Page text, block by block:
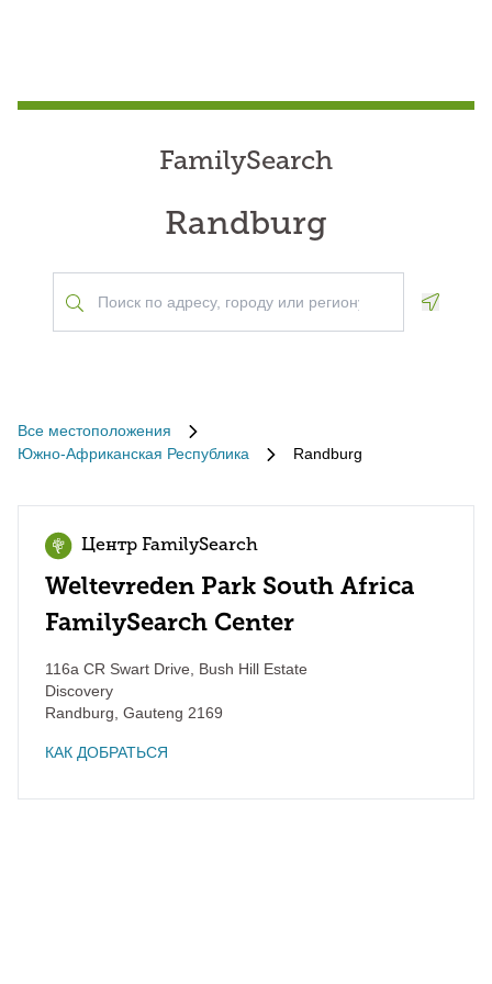
FamilySearch
Randburg
Все местоположения
Южно-Африканская Республика
Randburg
Центр FamilySearch
Weltevreden Park South Africa
FamilySearch Center
116a CR Swart Drive, Bush Hill Estate
Discovery
Randburg Gauteng 2169
КАК ДОБРАТЬСЯ